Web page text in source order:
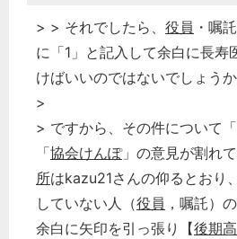
> > それでしたら、 役員 ・嘱
に「1」と記入して余白に長寿
けばいいのではないでしょうか
>
> ですから、その件について「
「協会けんぽ」の意見が割れ
所はkazu21さんの仰るとおり
していない人（役員 ，嘱託）
余白に矢印を引っ張り【後期